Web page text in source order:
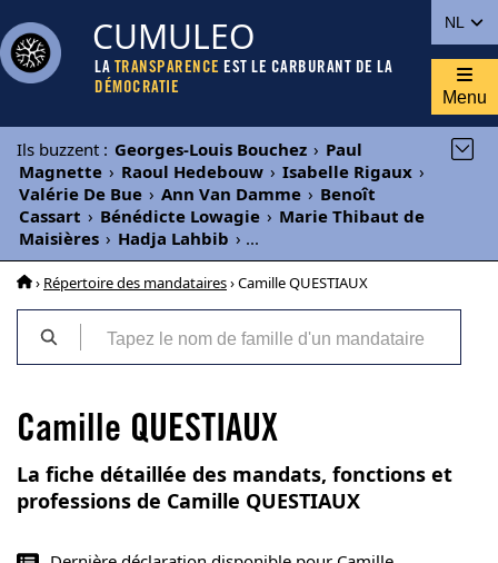
NL
CUMULEO
LA TRANSPARENCE EST LE CARBURANT DE LA
DÉMOCRATIE
Menu
Ils buzzent : Georges-Louis Bouchez › Paul
Magnette › Raoul Hedebouw › Isabelle Rigaux ›
Valérie De Bue › Ann Van Damme › Benoît
Cassart › Bénédicte Lowagie › Marie Thibaut de
Maisières › Hadja Lahbib › ...
› Répertoire des mandataires› Camille QUESTIAUX
Camille QUESTIAUX
La fiche détaillée des mandats, fonctions et
professions de Camille QUESTIAUX